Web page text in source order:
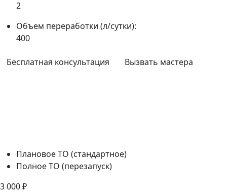
2
Объем переработки (л/сутки):
400
Бесплатная консультация Вызвать мастера
Плановое ТО (стандартное)
Полное ТО (перезапуск)
3 000₽